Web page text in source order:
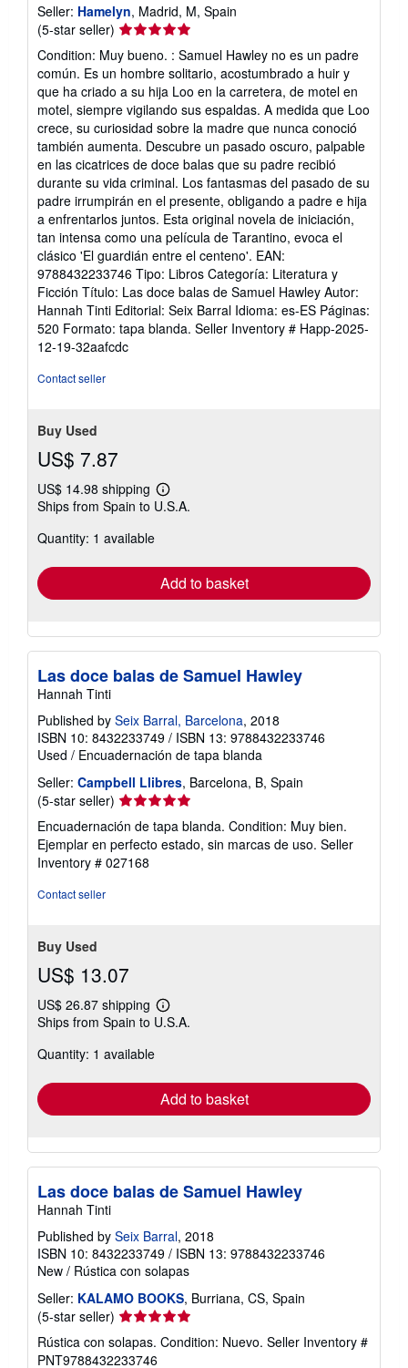
Seller: Hamelyn, Madrid, M, Spain
(5-star seller) Seller
rating
5
out
of
5
stars
Condition: Muy bueno. : Samuel Hawley no es un padre
común. Es un hombre solitario, acostumbrado a huir y
que ha criado a su hija Loo en la carretera, de motel en
motel, siempre vigilando sus espaldas. A medida que Loo
crece, su curiosidad sobre la madre que nunca conoció
también aumenta. Descubre un pasado oscuro, palpable
en las cicatrices de doce balas que su padre recibió
durante su vida criminal. Los fantasmas del pasado de su
padre irrumpirán en el presente, obligando a padre e hija
a enfrentarlos juntos. Esta original novela de iniciación,
tan intensa como una película de Tarantino, evoca el
clásico 'El guardián entre el centeno'. EAN:
9788432233746 Tipo: Libros Categoría: Literatura y
Ficción Título: Las doce balas de Samuel Hawley Autor:
Hannah Tinti Editorial: Seix Barral Idioma: es-ES Páginas:
520 Formato: tapa blanda. Seller Inventory # Happ-2025-
12-19-32aafcdc
Contact seller
Buy Used
US$ 7.87
US$ 14.98 shipping
Learn
more
Ships from Spain to U.S.A.
Quantity: 1 available
Add to basket
Las doce balas de Samuel Hawley
Hannah Tinti
Published by Seix Barral, Barcelona, 2018
ISBN 10: 8432233749 / ISBN 13: 9788432233746
Used / Encuadernación de tapa blanda
Seller: Campbell Llibres, Barcelona, B, Spain
(5-star seller) Seller
rating
5
out
of
Encuadernación de tapa blanda. Condition: Muy bien.
Ejemplar en perfecto estado, sin marcas de uso. Seller
Inventory # 027168
Contact seller
Buy Used
US$ 13.07
US$ 26.87 shipping
Learn
more
Ships from Spain to U.S.A.
Quantity: 1 available
Add to basket
Las doce balas de Samuel Hawley
Hannah Tinti
Published by Seix Barral, 2018
ISBN 10: 8432233749 / ISBN 13: 9788432233746
New / Rústica con solapas
Seller: KALAMO BOOKS, Burriana, CS, Spain
(5-star seller) Seller
rating
5
Rústica con solapas. Condition: Nuevo. Seller Inventory #
PNT9788432233746